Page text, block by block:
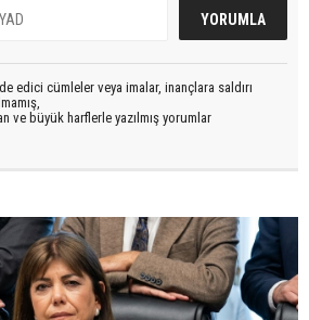
edici cümleler veya imalar, inançlara saldırı
ve büyük harflerle yazılmış yorumlar